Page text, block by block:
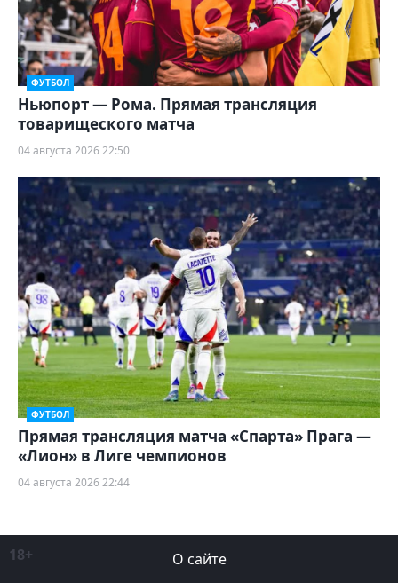
ФУТБОЛ
Ньюпорт — Рома. Прямая трансляция
товарищеского матча
04 августа 2026 22:50
ФУТБОЛ
Прямая трансляция матча «Спарта» Прага —
«Лион» в Лиге чемпионов
04 августа 2026 22:44
18+
О сайте